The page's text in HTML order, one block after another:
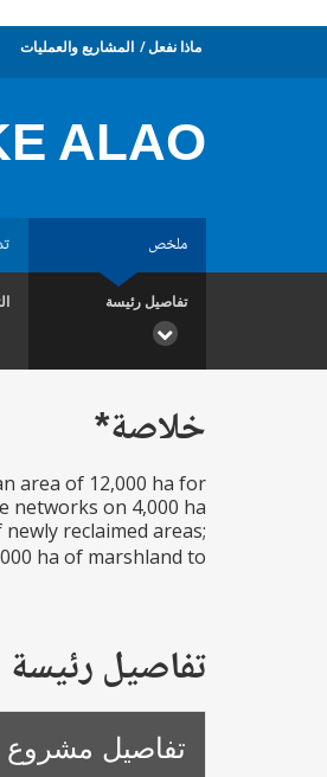
ماذا نفعل المشاريع والعمليات
ALAO
ملخص
تفاصيل رئيسة
خلاصة*
area of 12,000 ha for
networks on 4,000 ha
reclaimed areas;
ha of marshland to...
تفاصيل رئيسة
تفاصيل مشروع